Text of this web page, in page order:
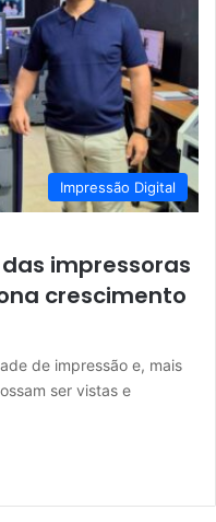
Impressão Digital
impressoras
crescimento
de impressão e, mais
ser vistas e